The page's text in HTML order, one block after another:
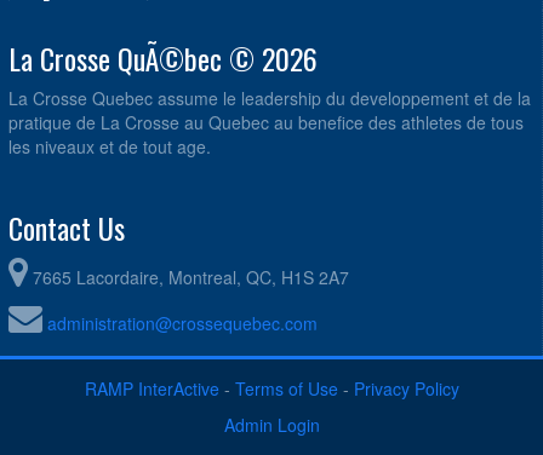
La Crosse QuÃ©bec © 2026
La Crosse Quebec assume le leadership du developpement et de la
pratique de La Crosse au Quebec au benefice des athletes de tous
les niveaux et de tout age.
Contact Us
7665 Lacordaire, Montreal, QC, H1S 2A7
administration@crossequebec.com
RAMP InterActive - Terms of Use - Privacy Policy
Admin Login